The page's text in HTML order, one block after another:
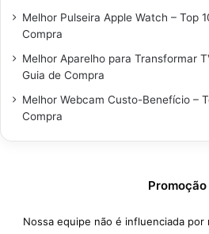
Melhor Pulseira Apple Watch – Top
Compra
Melhor Aparelho para Transformar
Guia de Compra
Melhor Webcam Custo-Benefício –
Compra
Promoção
Nossa equipe não é influenciada por